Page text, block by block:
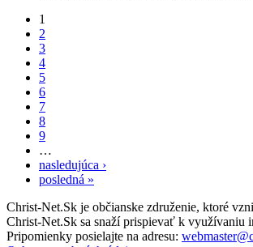
1
2
3
4
5
6
7
8
9
…
nasledujúca ›
posledná »
Christ-Net.Sk je občianske združenie, ktoré
Christ-Net.Sk sa snaží prispievať k využívaniu
Pripomienky posielajte na adresu: